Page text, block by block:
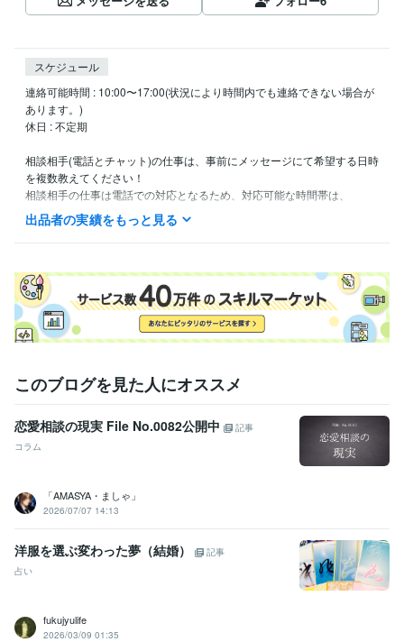
スケジュール
連絡可能時間 : 10:00〜17:00(状況により時間内でも連絡できない場合が
あります。)
休日 : 不定期
相談相手(電話とチャット)の仕事は、事前にメッセージにて希望する日時
を複数教えてください！
相談相手の仕事は電話での対応となるため、対応可能な時間帯は、
上記の連絡可能時間と同様です。
（※相談相手の対応時間のみ、状況により最終の時間（17：00）が変更
となる場合があります。）
経験職種
クリエイター / ライター・編集
エンジニア / システムエンジニア 経験年数 : 1年
事務・ビジネスサポート / 事務（一般事務）
生産・品質管理 / 生産技術・製造技術 経験年数 : 1年
職歴
株式会社ラック 2016年3月 ~ 2016年7月
株式会社システムズ・デザイン 2017年10月 ~ 2018年3月
日本フードデリバリー株式会社
フリーランス 2023年8月 ~ 現在
資格・検定
情報処理技術者（基本情報技術者） 取得年 : 2013年
普通自動車第一種運転免許
取得年 : 2011年
プログラミング言語・フレームワーク
出品者の実績をもっと見る
このブログを見た人にオススメ
恋愛相談の現実 File No.0082公開中
記事
コラム
「AMASYA・ましゃ」
2026/07/07 14:13
洋服を選ぶ変わった夢（結婚）
記事
占い
fukujyulife
2026/03/09 01:35